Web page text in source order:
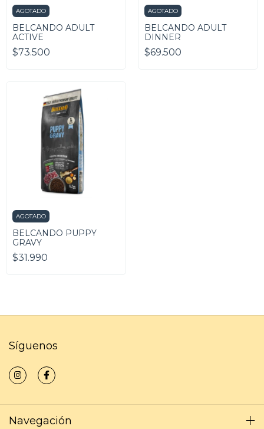
AGOTADO
BELCANDO ADULT
ACTIVE
$73.500
AGOTADO
BELCANDO ADULT
DINNER
$69.500
AGOTADO
BELCANDO PUPPY
GRAVY
$31.990
Síguenos
Navegación